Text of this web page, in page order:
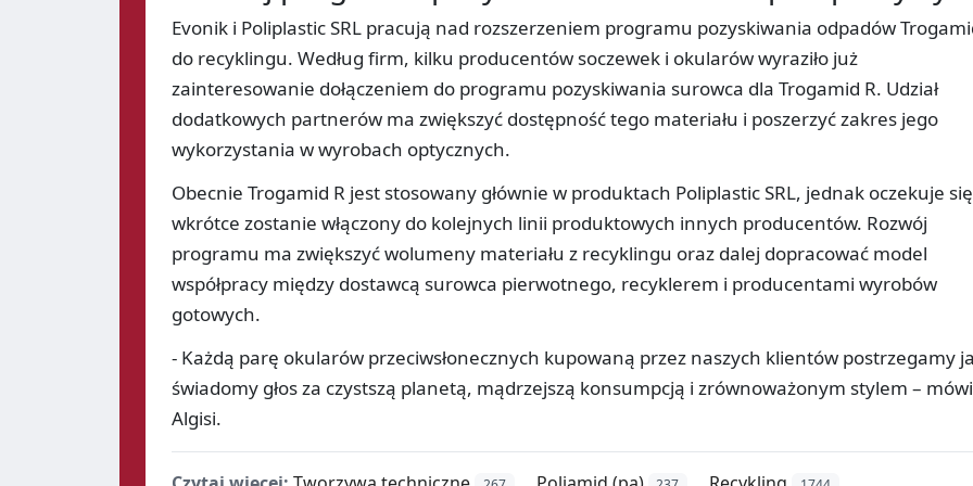
Evonik i Poliplastic SRL pracują nad rozszerzeniem programu pozyskiwania odpadów
do recyklingu. Według firm, kilku producentów soczewek i okularów wyraziło już
zainteresowanie dołączeniem do programu pozyskiwania surowca dla Trogamid R. Udział
dodatkowych partnerów ma zwiększyć dostępność tego materiału i poszerzyć zakres jego
wykorzystania w wyrobach optycznych.
Obecnie Trogamid R jest stosowany głównie w produktach Poliplastic SRL, jednak oczekuje
wkrótce zostanie włączony do kolejnych linii produktowych innych producentów. Rozwój
programu ma zwiększyć wolumeny materiału z recyklingu oraz dalej dopracować model
współpracy między dostawcą surowca pierwotnego, recyklerem i producentami wyrobów
gotowych.
- Każdą parę okularów przeciwsłonecznych kupowaną przez naszych klientów postrzegamy
świadomy głos za czystszą planetą, mądrzejszą konsumpcją i zrównoważonym stylem – mówi
Algisi.